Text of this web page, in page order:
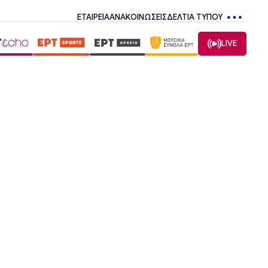
ΕΤΑΙΡΕΙΑΑΝΑΚΟΙΝΩΣΕΙΣΔΕΛΤΙΑ ΤΥΠΟΥ
LIVE